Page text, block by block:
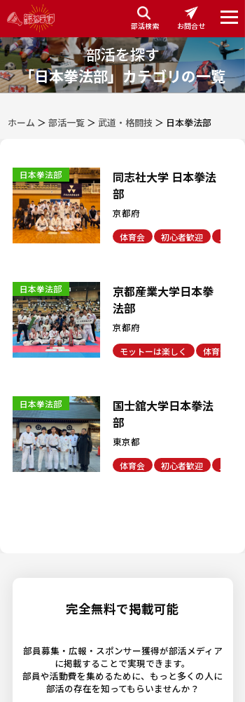
部活検索 お問合せ
部活を探す
「日本拳法部」カテゴリの一覧
ホーム ＞ 部活一覧＞ 武道・格闘技 ＞ 日本拳法部
日本拳法部
同志社大学 日本拳法
部
京都府
体育会 初心者歓迎
日本拳法部
京都産業大学日本拳
法部
京都府
モットーは楽しく 体育会
日本拳法部
国士舘大学日本拳法
部
東京都
体育会 初心者歓迎
完全無料で掲載可能
部員募集・広報・スポンサー獲得が部活メディア
に掲載することで実現できます。
部員や活動費を集めるために、もっと多くの人に
部活の存在を知ってもらいませんか？